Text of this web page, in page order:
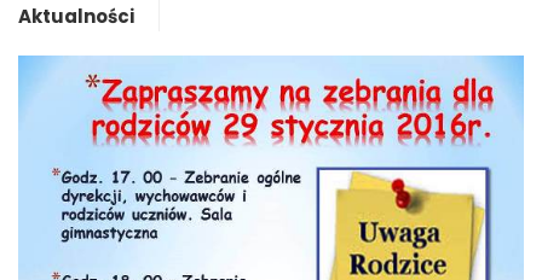
Aktualności